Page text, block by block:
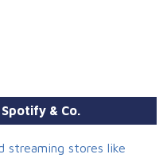
& Co.
streaming stores like